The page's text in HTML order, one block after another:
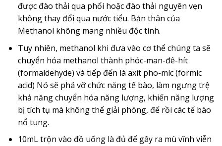
được đào thải qua phổi hoặc đào thải nguyên vẹn
không thay đổi qua nước tiểu. Bản thân của
Methanol không mang nhiều độc tính.
Tuy nhiên, methanol khi đưa vào cơ thể chúng ta sẽ
chuyển hóa methanol thành phóc-man-đê-hít
(formaldehyde) và tiếp đến là axit pho-míc (formic
acid) Nó sẽ phá vỡ chức năng tế bào, làm ngưng trệ
khả năng chuyển hóa năng lượng, khiến năng lượng
bị tích tụ mà không thể giải phóng, để rồi các tế bào
nổ tung.
10mL trộn vào đồ uống là đủ để gây ra mù vĩnh viễn